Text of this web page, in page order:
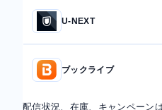
U-NEXT
ブックライブ
配信状況、在庫、キャンペーン